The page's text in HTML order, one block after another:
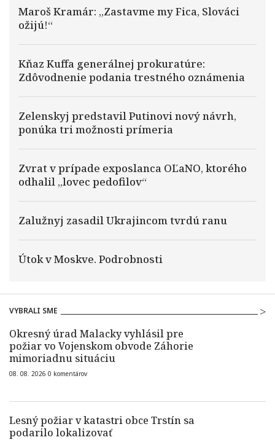
Maroš Kramár: „Zastavme my Fica, Slováci
ožijú!“
Kňaz Kuffa generálnej prokuratúre:
Zdôvodnenie podania trestného oznámenia
Zelenskyj predstavil Putinovi nový návrh,
ponúka tri možnosti prímeria
Zvrat v prípade exposlanca OĽaNO, ktorého
odhalil „lovec pedofilov“
Zalužnyj zasadil Ukrajincom tvrdú ranu
Útok v Moskve. Podrobnosti
VYBRALI SME
Okresný úrad Malacky vyhlásil pre
požiar vo Vojenskom obvode Záhorie
mimoriadnu situáciu
08. 08. 2026 0 komentárov
Lesný požiar v katastri obce Trstín sa
podarilo lokalizovať